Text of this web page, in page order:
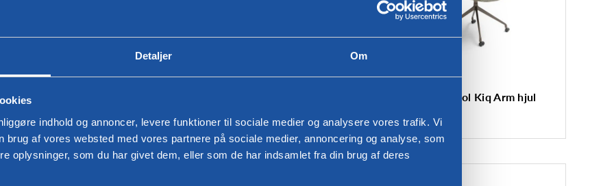
Detaljer Om
indhold og annoncer, levere funktioner til sociale medier og analysere vores trafik. Vi
brug af vores websted med vores partnere på sociale medier, annoncering og analyse, som
oplysninger, som du har givet dem, eller som de har indsamlet fra din brug af deres
Kiq Arm Deluxe
Spisestuestol Kiq Arm hjul